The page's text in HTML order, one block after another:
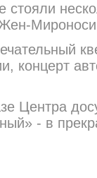
концерт
Центра
- в